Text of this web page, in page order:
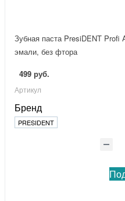
Зубная паста PresiDENT Profi
эмали, без фтора
499 руб.
Артикул
Бренд
PRESIDENT